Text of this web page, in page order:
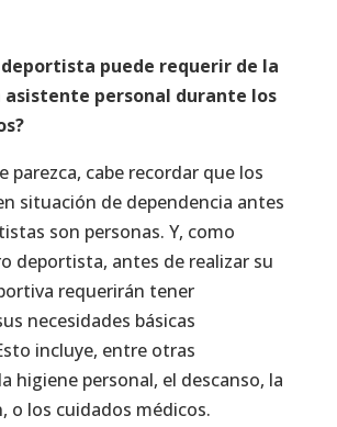
deportista puede requerir de la
asistente personal durante los
parezca, cabe recordar que los
situación de dependencia antes
son personas. Y, como
deportista, antes de realizar su
requerirán tener
necesidades básicas
incluye, entre otras
higiene personal, el descanso, la
o los cuidados médicos.